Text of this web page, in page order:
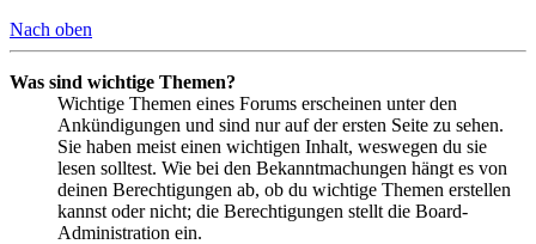
Nach oben
Was sind wichtige Themen?
Wichtige Themen eines Forums erscheinen unter den
Ankündigungen und sind nur auf der ersten Seite zu sehen.
Sie haben meist einen wichtigen Inhalt, weswegen du sie
lesen solltest. Wie bei den Bekanntmachungen hängt es von
deinen Berechtigungen ab, ob du wichtige Themen erstellen
kannst oder nicht; die Berechtigungen stellt die Board-
Administration ein.